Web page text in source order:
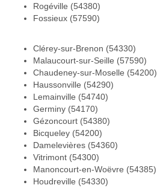
Rogéville (54380)
Fossieux (57590)
Clérey-sur-Brenon (54330)
Malaucourt-sur-Seille (57590)
Chaudeney-sur-Moselle (54200)
Haussonville (54290)
Lemainville (54740)
Germiny (54170)
Gézoncourt (54380)
Bicqueley (54200)
Damelevières (54360)
Vitrimont (54300)
Manoncourt-en-Woëvre (54385)
Houdreville (54330)